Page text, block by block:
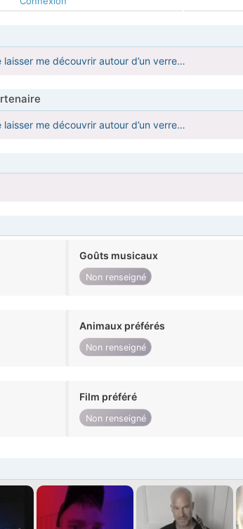
me découvrir autour d’un verre…
me découvrir autour d’un verre…
Goûts musicaux
Non renseigné
Animaux préférés
Non renseigné
Film préféré
Non renseigné